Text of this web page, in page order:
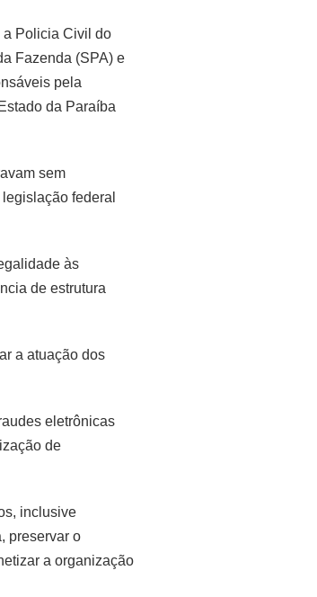
a Policia Civil do
Fazenda (SPA) e
pela
da Paraíba
sem
federal
às
de estrutura
a atuação dos
eletrônicas
de
inclusive
preservar o
a organização